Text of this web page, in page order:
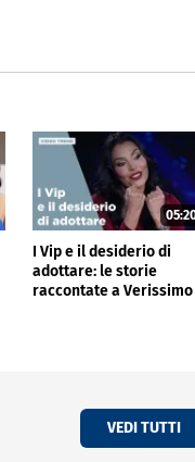
I Vip e il desiderio di
adottare: le storie
raccontate a Verissimo
VEDI TUTTI